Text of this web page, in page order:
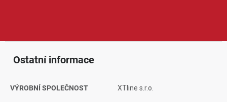
Ostatní informace
VÝROBNÍ SPOLEČNOST XTline s.r.o.